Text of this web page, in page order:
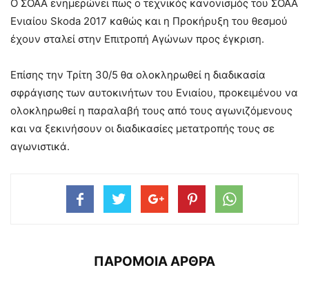
Ο ΣΟΑΑ ενημερώνει πως ο τεχνικός κανονισμός του ΣΟΑΑ
Ενιαίου Skoda 2017 καθώς και η Προκήρυξη του θεσμού
έχουν σταλεί στην Επιτροπή Αγώνων προς έγκριση.
Επίσης την Τρίτη 30/5 θα ολοκληρωθεί η διαδικασία
σφράγισης των αυτοκινήτων του Ενιαίου, προκειμένου να
ολοκληρωθεί η παραλαβή τους από τους αγωνιζόμενους
και να ξεκινήσουν οι διαδικασίες μετατροπής τους σε
αγωνιστικά.
ΠΑΡΟΜΟΙΑ ΑΡΘΡΑ